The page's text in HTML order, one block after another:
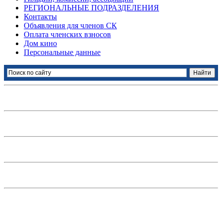
РЕГИОНАЛЬНЫЕ ПОДРАЗДЕЛЕНИЯ
Контакты
Объявления для членов СК
Оплата членских взносов
Дом кино
Персональные данные